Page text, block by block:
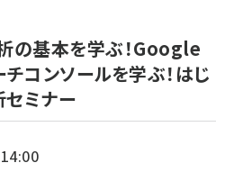
の基本を学ぶ！Google
チコンソールを学ぶ！はじ
セミナー
14:00